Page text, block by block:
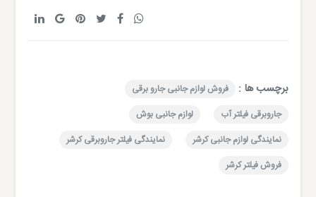
برچسب ها :
فروش لوازم جانبی جارو برقی
جاروبرقی فیلتر آب
لوازم جانبی بوش
نمایندگی لوازم جانبی کرشر
نمایندگی فیلتر جاروبرقی کرشر
فروش فیلتر کرشر